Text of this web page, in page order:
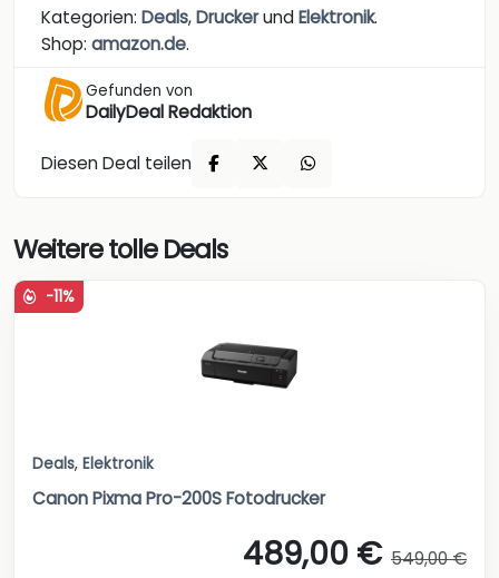
Kategorien: Deals,DruckerundElektronik.
Shop: amazon.de.
Gefunden von
DailyDeal Redaktion
Diesen Deal teilen
Weitere tolle Deals
-11%
Deals, Elektronik
Canon Pixma Pro-200S Fotodrucker
489,00 € 549,00 €